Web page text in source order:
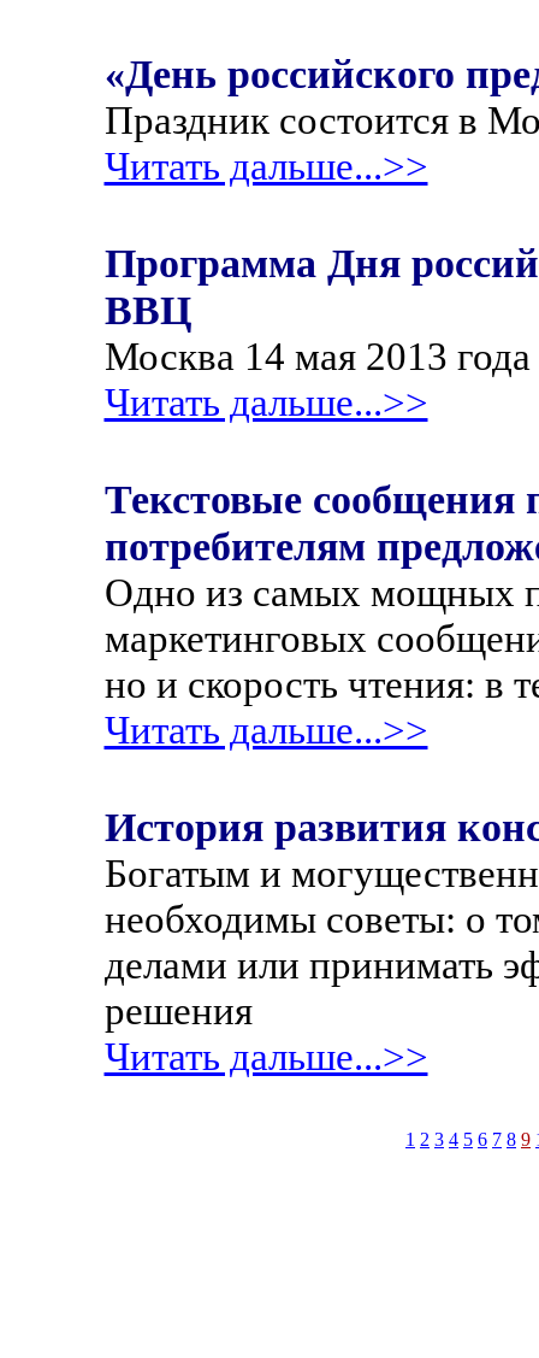
«День российского
Праздник состоится в
Читать дальше...>>
Программа Дня
ВВЦ
Москва 14 мая 2013 года
Читать дальше...>>
Текстовые сообщения
потребителям
Одно из самых мощных
маркетинговых
но и скорость чтения: в
Читать дальше...>>
История развития
Богатым и
необходимы советы: о
делами или принимать
решения
Читать дальше...>>
1 2 3 4 5 6 7 8 9